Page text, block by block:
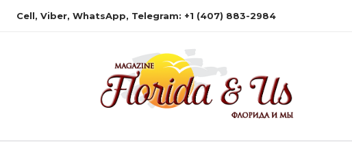
Cell, Viber, WhatsApp, Telegram: +1 (407) 883-2984